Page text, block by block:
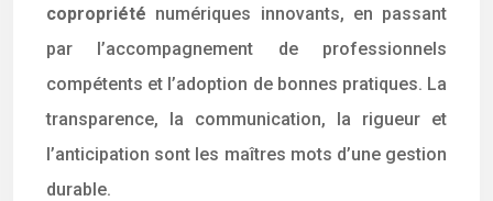
copropriété numériques innovants, en passant
par l’accompagnement de professionnels
compétents et l’adoption de bonnes pratiques. La
transparence, la communication, la rigueur et
l’anticipation sont les maîtres mots d’une gestion
durable.